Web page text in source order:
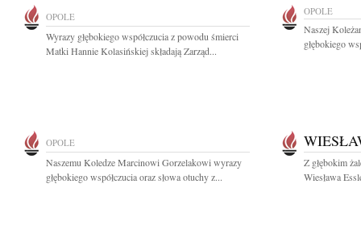
OPOLE
Wyrazy głębokiego współczucia z powodu śmierci
Matki Hannie Kolasińskiej składają Zarząd...
OPOLE
Naszej
głębokiego
OPOLE
Naszemu Koledze Marcinowi Gorzelakowi wyrazy
głębokiego współczucia oraz słowa otuchy z...
Z głębokim
Wiesława